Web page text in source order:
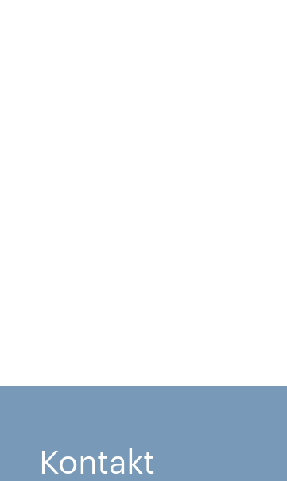
Kontakt